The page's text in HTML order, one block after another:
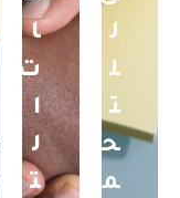
ل
ل
ت
ح
م
ا
ت
ا
ل
ت